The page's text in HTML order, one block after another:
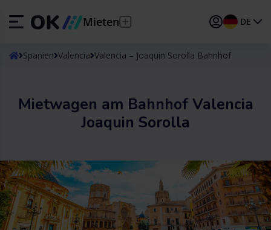
Mieten DE
ESEspañol
DEDeutsch
PTPortuguês
TRTürkçe
Spanien Valencia Valencia – Joaquin Sorolla Bahnhof
Mietwagen am Bahnhof Valencia
Joaquin Sorolla